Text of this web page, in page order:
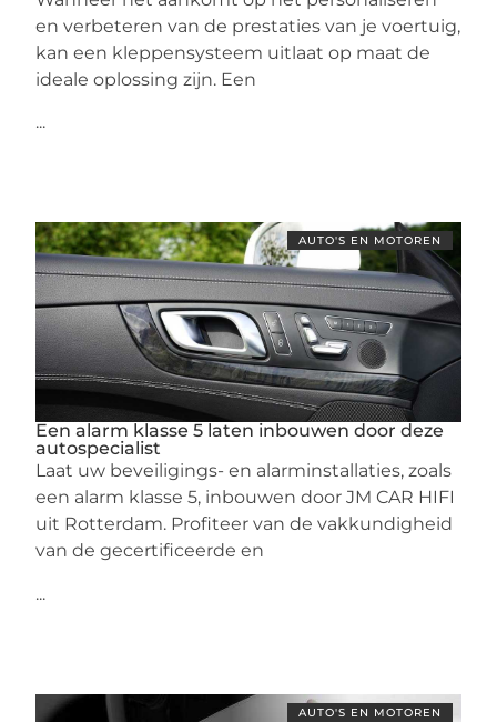
en verbeteren van de prestaties van je voertuig,
kan een kleppensysteem uitlaat op maat de
ideale oplossing zijn. Een
...
AUTO'S EN MOTOREN
Een alarm klasse 5 laten inbouwen door deze
autospecialist
Laat uw beveiligings- en alarminstallaties, zoals
een alarm klasse 5, inbouwen door JM CAR HIFI
uit Rotterdam. Profiteer van de vakkundigheid
van de gecertificeerde en
...
AUTO'S EN MOTOREN